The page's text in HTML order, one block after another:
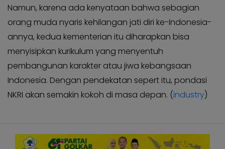
Namun, karena ada kenyataan bahwa sebagian
orang muda nyaris kehilangan jati diri ke-Indonesia-
annya, kedua kementerian itu diharapkan bisa
menyisipkan kurikulum yang menyentuh
pembangunan karakter atau jiwa kebangsaan
Indonesia. Dengan pendekatan sepert itu, pondasi
NKRI akan semakin kokoh di masa depan. (industry)